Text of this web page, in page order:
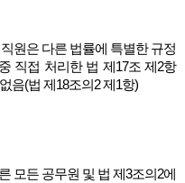
원은 다른 법률에 특별한 규정
직접 처리한 법 제17조 제2항
음(법 제18조의2 제1항)
모든 공무원 및 법 제3조의2에